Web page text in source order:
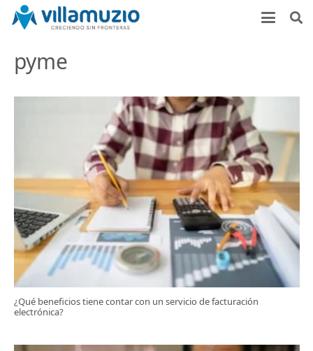
pyme
¿Qué beneficios tiene contar con un servicio de facturación
electrónica?